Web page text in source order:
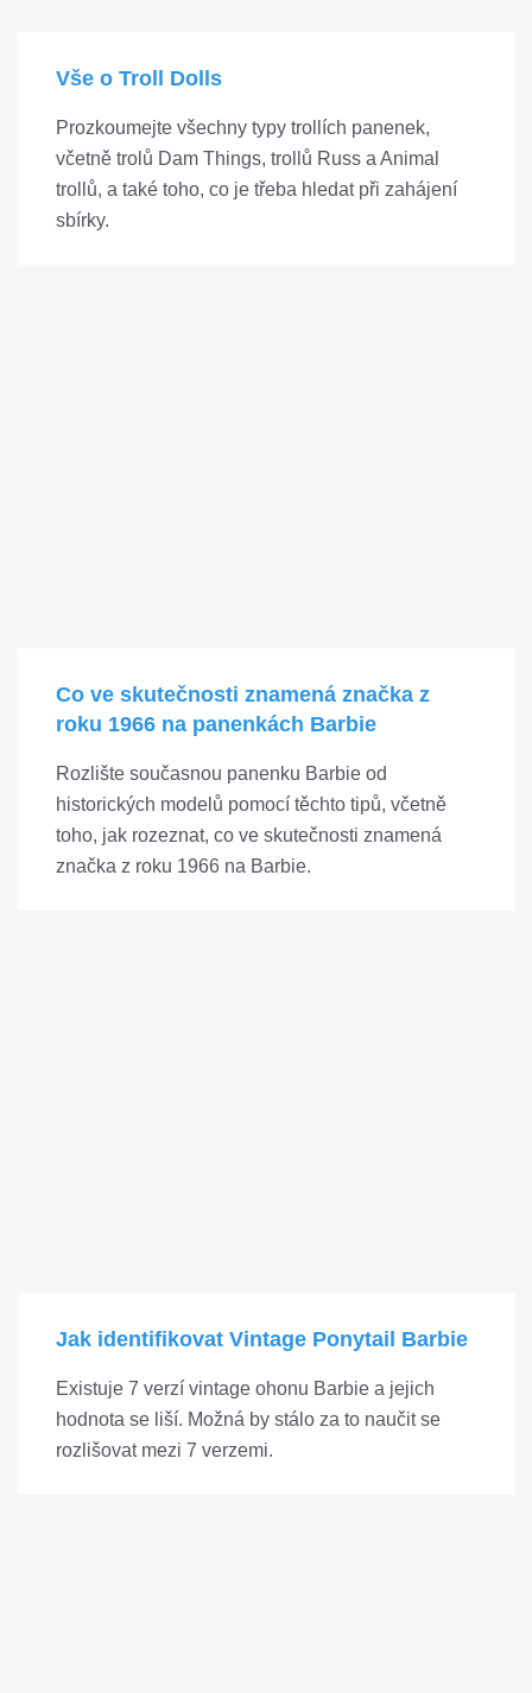
Vše o Troll Dolls
Prozkoumejte všechny typy trollích panenek,
včetně trolů Dam Things, trollů Russ a Animal
trollů, a také toho, co je třeba hledat při zahájení
sbírky.
Co ve skutečnosti znamená značka z
roku 1966 na panenkách Barbie
Rozlište současnou panenku Barbie od
historických modelů pomocí těchto tipů, včetně
toho, jak rozeznat, co ve skutečnosti znamená
značka z roku 1966 na Barbie.
Jak identifikovat Vintage Ponytail Barbie
Existuje 7 verzí vintage ohonu Barbie a jejich
hodnota se liší. Možná by stálo za to naučit se
rozlišovat mezi 7 verzemi.